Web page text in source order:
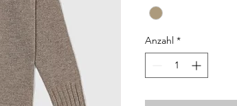
Anzahl *